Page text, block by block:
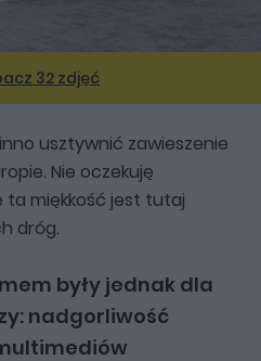
32 zdjęć
usztywnić zawieszenie
Nie oczekuję
ta miękkość jest tutaj
dróg.
były jednak dla
nadgorliwość